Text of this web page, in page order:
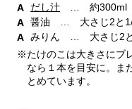
だし汁 … 約300ml
醤油 … 大さじ2と
みりん … 大さじ2
※たけのこは大きさにブ
なら１本を目安に。ま
とめています。